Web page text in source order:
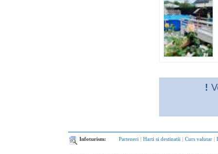
!
Infoturism: Parteneri | Harti si destinatii | Curs valutar |